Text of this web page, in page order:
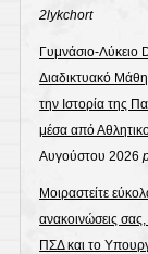
2lykchort
Γυμνάσιο-Λύκειο
Διαδικτυακό
την Ιστορία της
μέσα από
Αυγούστου 2026
Μοιραστείτε
ανακοινώσεις
ΠΣΔ και το